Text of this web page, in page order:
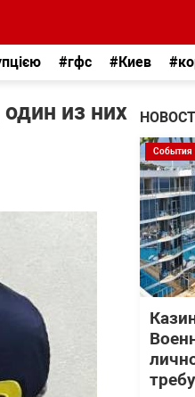
#гфс #Киев
из них
События